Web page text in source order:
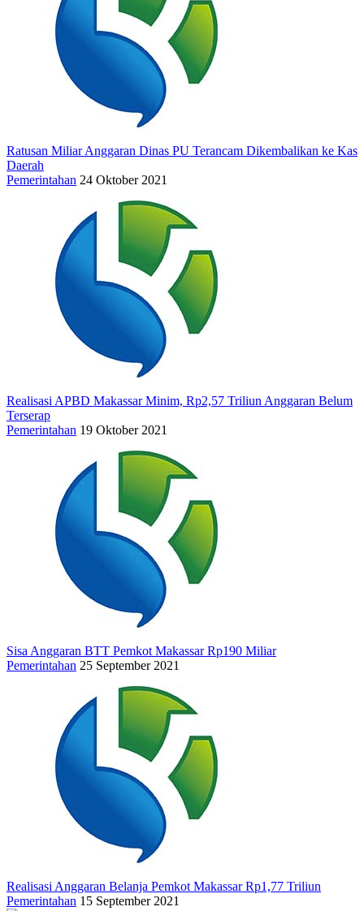
Ratusan Miliar Anggaran Dinas PU Terancam Dikembalikan ke Kas
Daerah
Pemerintahan 24 Oktober 2021
Realisasi APBD Makassar Minim, Rp2,57 Triliun Anggaran Belum
Terserap
Pemerintahan 19 Oktober 2021
Sisa Anggaran BTT Pemkot Makassar Rp190 Miliar
Pemerintahan 25 September 2021
Realisasi Anggaran Belanja Pemkot Makassar Rp1,77 Triliun
Pemerintahan 15 September 2021